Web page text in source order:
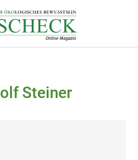
Steiner